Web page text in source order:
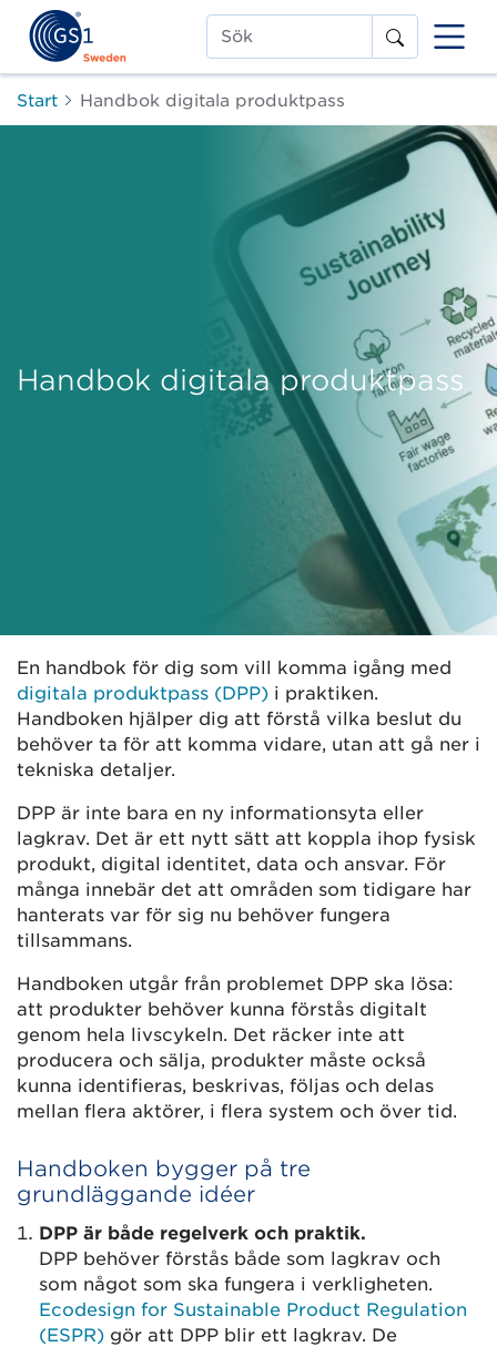
Sök
Start Handbok digitala produktpass
Handbok digitala produktpass
En handbok för dig som vill komma igång med
digitala produktpass (DPP) i praktiken.
Handboken hjälper dig att förstå vilka beslut du
behöver ta för att komma vidare, utan att gå ner i
tekniska detaljer.
DPP är inte bara en ny informationsyta eller
lagkrav. Det är ett nytt sätt att koppla ihop fysisk
produkt, digital identitet, data och ansvar. För
många innebär det att områden som tidigare har
hanterats var för sig nu behöver fungera
tillsammans.
Handboken utgår från problemet DPP ska lösa:
att produkter behöver kunna förstås digitalt
genom hela livscykeln. Det räcker inte att
producera och sälja, produkter måste också
kunna identifieras, beskrivas, följas och delas
mellan flera aktörer, i flera system och över tid.
Handboken bygger på tre
grundläggande idéer
DPP är både regelverk och praktik.
DPP behöver förstås både som lagkrav och
som något som ska fungera i verkligheten.
Ecodesign for Sustainable Product Regulation
(ESPR)gör att DPP blir ett lagkrav. De